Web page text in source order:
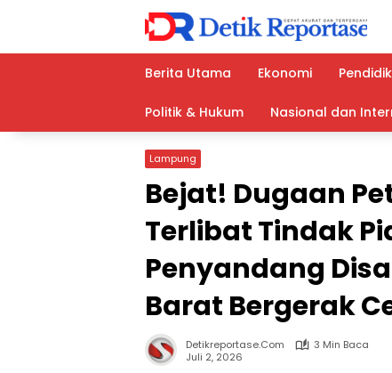
Berita Utama
Ekonomi
Politik & Hukum Nasional dan
Lampung
Bejat! Dugaan
Terlibat Tindak
Penyandang
Barat Bergerak
Detikreportase.com
3 Min Baca
Juli 2, 2026